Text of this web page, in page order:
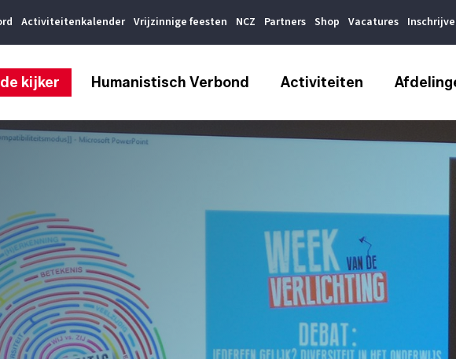
Activiteitenkalender Vrijzinnige feesten NCZ Partners Shop Vacatures
de kijker Humanistisch Verbond Activiteiten